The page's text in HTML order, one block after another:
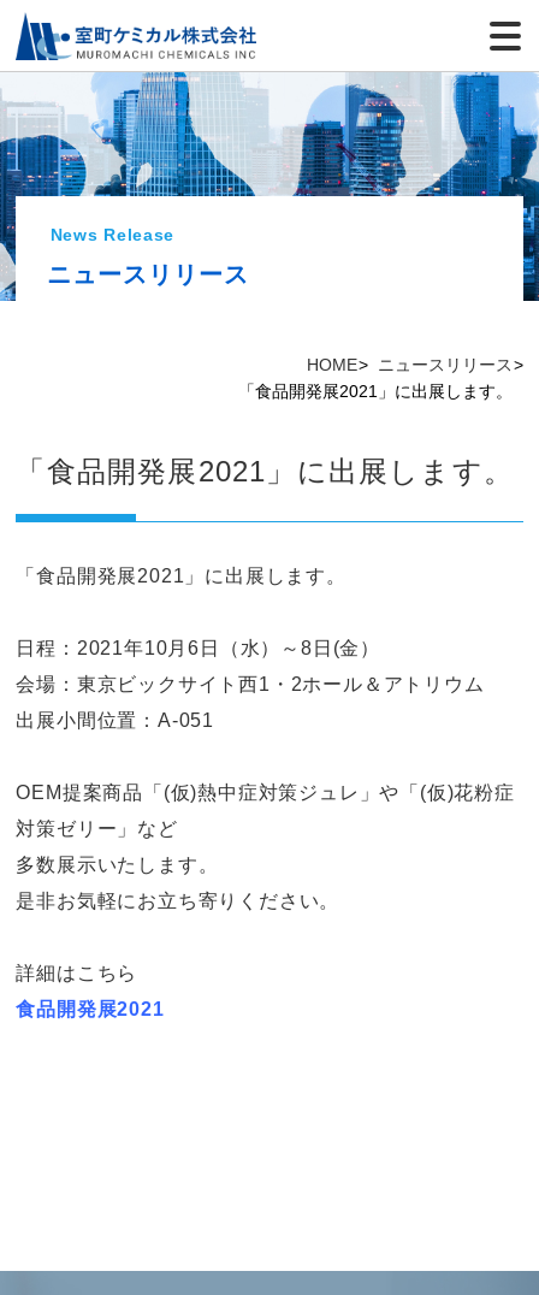
HOME
ニュースリリース
「食品開発展2021」に出展します。
News Release
ニュースリリース
「食品開発展2021」に出展します。
「食品開発展2021」に出展します。
日程：2021年10月6日（水）～8日(金）
会場：東京ビックサイト西1・2ホール＆アトリウム
出展小間位置：A-051
OEM提案商品「(仮)熱中症対策ジュレ」や「(仮)花粉症
対策ゼリー」など
多数展示いたします。
是非お気軽にお立ち寄りください。
詳細はこちら
食品開発展2021